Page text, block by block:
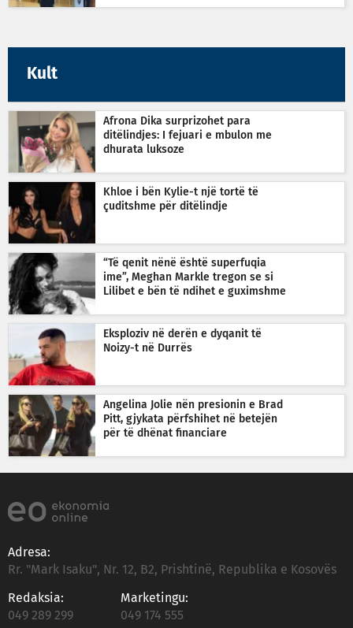
Kult
Afrona Dika surprizohet para
ditëlindjes: I fejuari e mbulon me
dhurata luksoze
Khloe i bën Kylie-t një tortë të
çuditshme për ditëlindje
“Të qenit nënë është superfuqia
ime”, Meghan Markle tregon se si
Lilibet e bën të ndihet e guximshme
Eksploziv në derën e dyqanit të
Noizy-t në Durrës
Angelina Jolie nën presionin e Brad
Pitt, gjykata përfshihet në betejën
për të dhënat financiare
Adresa:
Rr. "Mark Isaku", Nr. 12, B2, Prishtinë, Republika e Kosovës
Redaksia:
049 289 299
Marketingu:
049 174 555